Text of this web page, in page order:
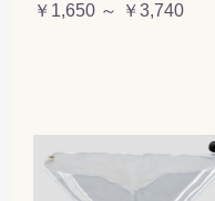
￥1,650 ～ ￥3,740